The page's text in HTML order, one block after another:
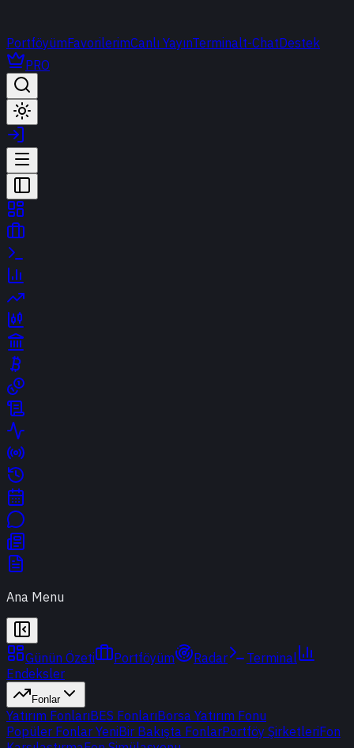
PortföyümFavorilerimCanlı YayınTerminalt-ChatDestek
PRO
Ana Menu
Günün Özeti Portföyüm Radar
Terminal
Endeksler
Fonlar
Yatırım FonlarıBES FonlarıBorsa Yatırım Fonu
Popüler Fonlar YeniBir Bakışta FonlarPortföy ŞirketleriFon